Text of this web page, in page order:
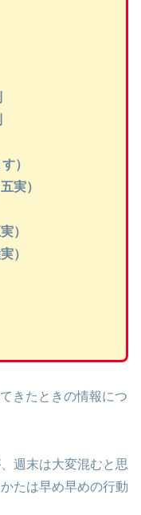
）
実）
）
）
きたときの情報につ
週末は大変混むと思
たは早め早めの行動